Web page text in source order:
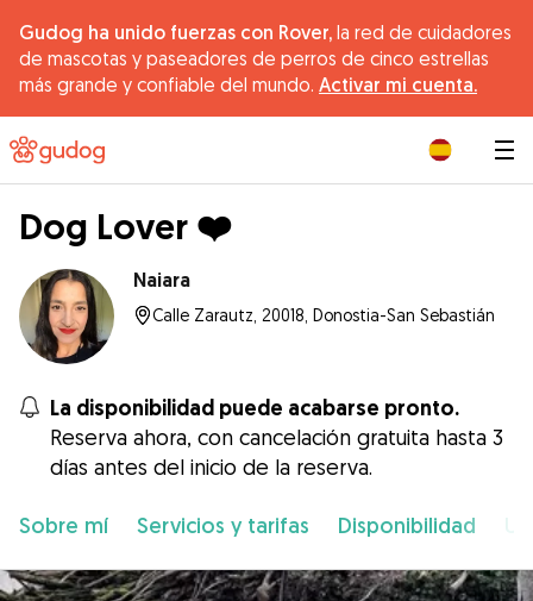
Gudog ha unido fuerzas con Rover, la red de cuidadores
de mascotas y paseadores de perros de cinco estrellas
más grande y confiable del mundo. Activar mi cuenta.
Dog Lover ❤️
Naiara
Calle Zarautz, 20018, Donostia-San Sebastián
La disponibilidad puede acabarse pronto.
Reserva ahora, con cancelación gratuita hasta 3
días antes del inicio de la reserva.
Sobre mí Servicios y tarifas Disponibilidad